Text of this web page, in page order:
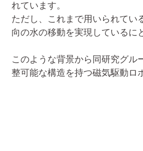
れています。
ただし、これまで用いられてい
向の水の移動を実現しているに
このような背景から同研究グル
整可能な構造を持つ磁気駆動ロ